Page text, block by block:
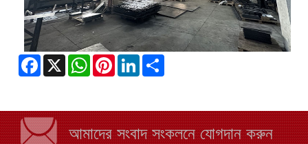
Facebook
X WhatsAppPinterestLinkedIn
আমাদের সংবাদ সংকলনে যোগদান করুন